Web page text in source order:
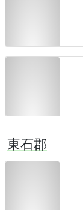
東石郡